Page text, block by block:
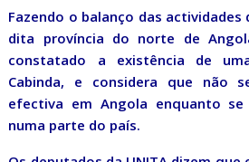
Fazendo o balanço das actividades
dita província do norte de
constatado a existência de
Cabinda, e considera que não
efectiva em Angola enquanto
numa parte do país.